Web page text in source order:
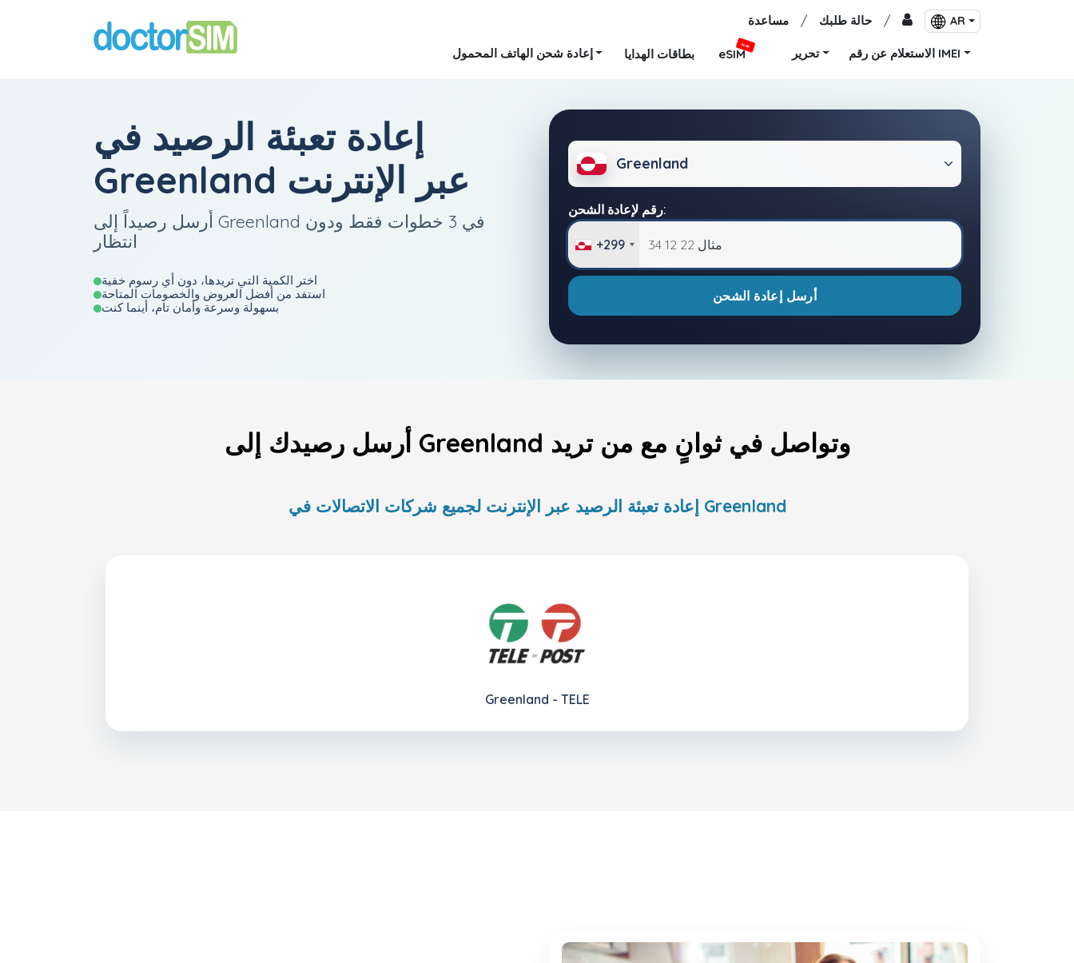
مساعدة / حالة طلبك / AR
إعادة شحن الهاتف المحمول بطاقات الهدايا eSIM
جديد
تحرير الاستعلام عن رقم IMEI
إعادة تعبئة الرصيد في
Greenland عبر الإنترنت
أرسل رصيداً إلى Greenland في 3 خطوات فقط ودون
انتظار
اختر الكمية التي تريدها، دون أي رسوم خفية
استفد من أفضل العروض والخصومات المتاحة
بسهولة وسرعة وأمان تام، أينما كنت
Greenland
رقم لإعادة الشحن:
+299
أرسل إعادة الشحن
أرسل رصيدك إلى Greenland وتواصل في ثوانٍ مع من تريد
إعادة تعبئة الرصيد عبر الإنترنت لجميع شركات الاتصالات في Greenland
Greenland - TELE